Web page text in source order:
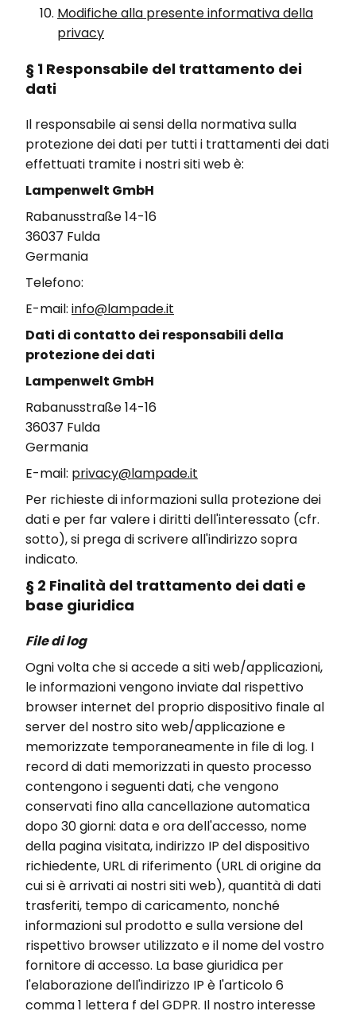
Modifiche alla presente informativa della
privacy
§ 1 Responsabile del trattamento dei
dati
Il responsabile ai sensi della normativa sulla
protezione dei dati per tutti i trattamenti dei dati
effettuati tramite i nostri siti web è:
Lampenwelt GmbH
Rabanusstraße 14-16
36037 Fulda
Germania
Telefono:
E-mail: info@lampade.it
Dati di contatto dei responsabili della
protezione dei dati
Lampenwelt GmbH
Rabanusstraße 14-16
36037 Fulda
Germania
E-mail: privacy@lampade.it
Per richieste di informazioni sulla protezione dei
dati e per far valere i diritti dell'interessato (cfr.
sotto), si prega di scrivere all'indirizzo sopra
indicato.
§ 2 Finalità del trattamento dei dati e
base giuridica
File di log
Ogni volta che si accede a siti web/applicazioni,
le informazioni vengono inviate dal rispettivo
browser internet del proprio dispositivo finale al
server del nostro sito web/applicazione e
memorizzate temporaneamente in file di log. I
record di dati memorizzati in questo processo
contengono i seguenti dati, che vengono
conservati fino alla cancellazione automatica
dopo 30 giorni: data e ora dell'accesso, nome
della pagina visitata, indirizzo IP del dispositivo
richiedente, URL di riferimento (URL di origine da
cui si è arrivati ai nostri siti web), quantità di dati
trasferiti, tempo di caricamento, nonché
informazioni sul prodotto e sulla versione del
rispettivo browser utilizzato e il nome del vostro
fornitore di accesso. La base giuridica per
l'elaborazione dell'indirizzo IP è l'articolo 6
comma 1 lettera f del GDPR. Il nostro interesse